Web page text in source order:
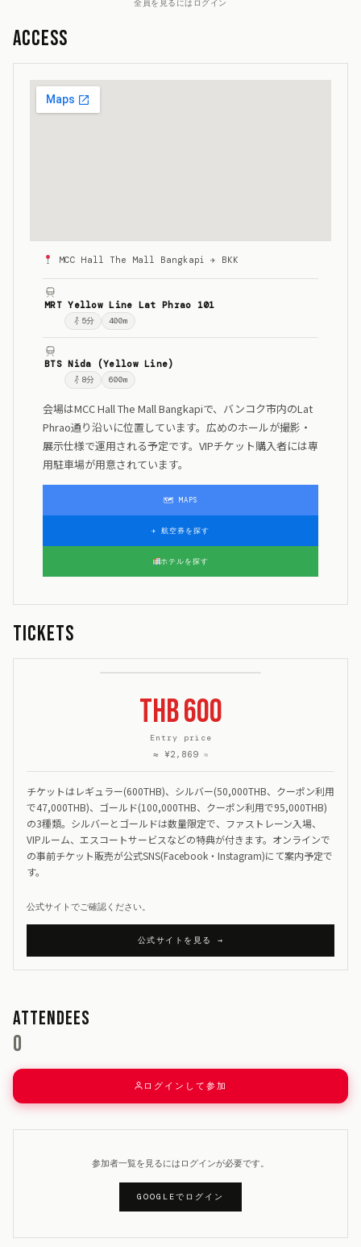
全員を見るにはログイン
Access
MCC Hall The Mall Bangkapi ✈ BKK
MRT Yellow Line Lat Phrao 101
5分 400m
BTS Nida (Yellow Line)
8分 600m
会場はMCC Hall The Mall Bangkapiで、バンコク市内のLat
Phrao通り沿いに位置しています。広めのホールが撮影・
展示仕様で運用される予定です。VIPチケット購入者には専
用駐車場が用意されています。
🗺 MAPS
✈ 航空券を探す
ホテルを探す
Tickets
THB 600
Entry price
≈ ¥2,869 ≈
チケットはレギュラー(600THB)、シルバー(50,000THB、クーポン利用
で47,000THB)、ゴールド(100,000THB、クーポン利用で95,000THB)
の3種類。シルバーとゴールドは数量限定で、ファストレーン入場、
VIPルーム、エスコートサービスなどの特典が付きます。オンラインで
の事前チケット販売が公式SNS(Facebook・Instagram)にて案内予定で
す。
公式サイトでご確認ください。
公式サイトを見る →
Attendees
0
ログインして参加
参加者一覧を見るにはログインが必要です。
GOOGLEでログイン